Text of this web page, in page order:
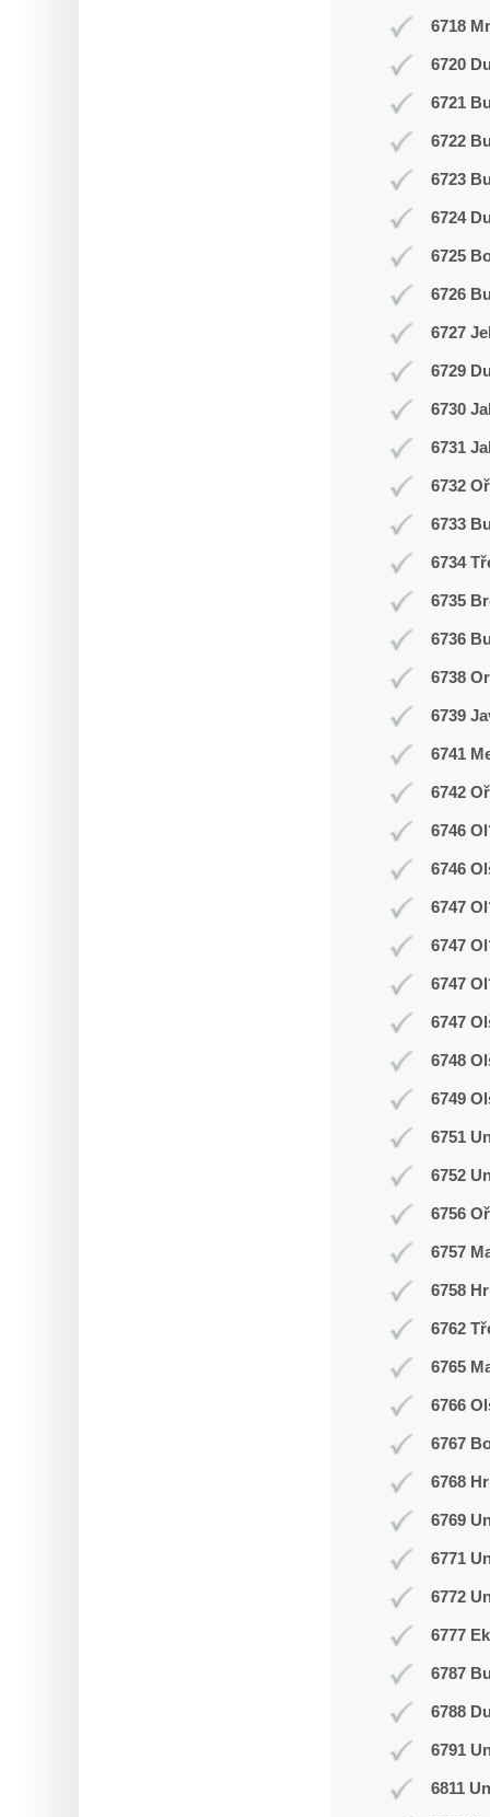
6718
6720
6721
6722
6723
6724
6725
6726
6727
6729
6730
6731
6732
6733
6734
6735
6736
6738
6739
6741
6742
6746
6746
6747
6747
6747
6747
6748
6749
6751
6752
6756
6757
6758
6762
6765
6766
6767
6768
6769
6771
6772
6777
6787
6788
6791
6811